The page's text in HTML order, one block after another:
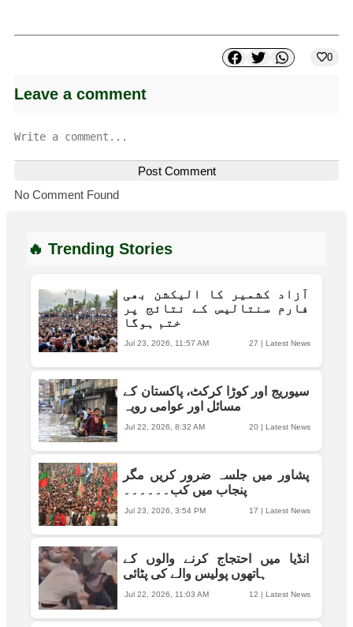
0
Leave a comment
Post Comment
No Comment Found
🔥 Trending Stories
آزاد کشمیر کا الیکشن بھی
فارم سنتالیس کے نتائج پر
ختم ہوگا
27 | Latest News
Jul 23, 2026, 11:57 AM
سیوریج اور کوڑا کرکٹ، پاکستان کے
مسائل اور عوامی رویہ
20 | Latest News
Jul 22, 2026, 8:32 AM
پشاور میں جلسہ ضرور کریں مگر
پنجاب میں کب۔۔۔۔۔۔
17 | Latest News
Jul 23, 2026, 3:54 PM
انڈیا میں احتجاج کرنے والوں کے
ہاتھوں پولیس والے کی پٹائی
12 | Latest News
Jul 22, 2026, 11:03 AM